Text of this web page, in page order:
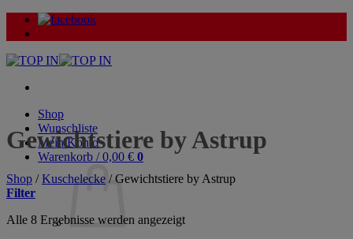
Zum
Inhalt
Shop
Wunschliste
Mein Konto
Warenkorb /0,00 € 0
Gewichtstiere by Astrup
Shop / Kuschelecke /Gewichtstiere by Astrup
Filter
Alle 8 Ergebnisse werden angezeigtNach